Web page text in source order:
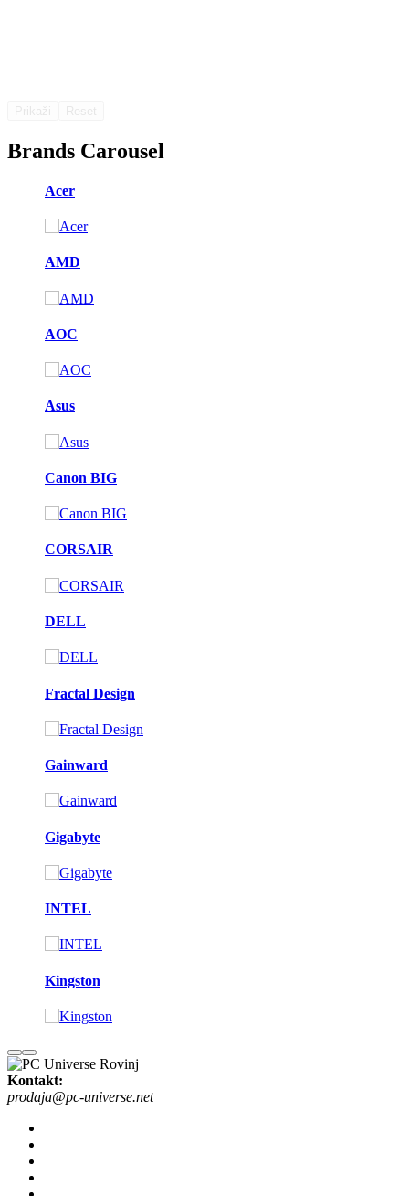
Brands Carousel
Acer
AMD
AOC
Asus
Canon BIG
CORSAIR
DELL
Fractal Design
Gainward
Gigabyte
INTEL
Kingston
Kontakt:
prodaja@pc-universe.net